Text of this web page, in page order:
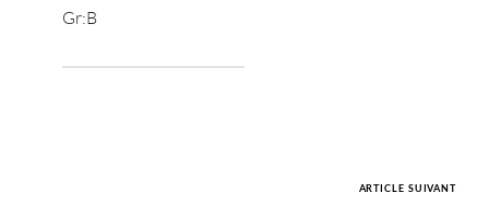
Gr:B
ARTICLE SUIVANT